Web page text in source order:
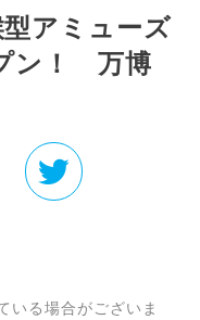
アミューズ
ン！ 万博
いる場合がございま